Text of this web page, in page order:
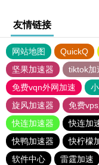
友情链接
网站地图 QuickQ
坚果加速器
tiktok加
免费vqn外网加速
旋风加速器
免费
快连加速器
快连加
快鸭加速器
快柠檬
软件中心
雷霆加速